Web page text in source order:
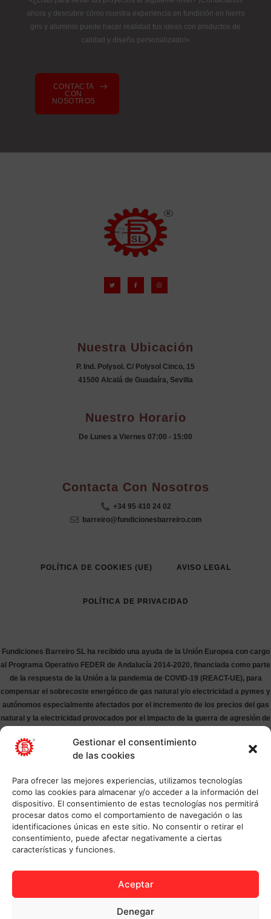
Gestionar el consentimiento
de las cookies
Para ofrecer las mejores experiencias, utilizamos tecnologías
como las cookies para almacenar y/o acceder a la información del
dispositivo. El consentimiento de estas tecnologías nos permitirá
procesar datos como el comportamiento de navegación o las
identificaciones únicas en este sitio. No consentir o retirar el
consentimiento, puede afectar negativamente a ciertas
características y funciones.
Aceptar
Denegar
ahora y descubre cómo nuestra experiencia en fundición en hierro
gris y aluminio puede hacer realidad tus ideas con productos de
calidad y diseño personalizado!»
CONTACTA
CON
NOSOTROS
Nuestra Ubicación
P. Ind. Polysol. C/ Polysol Cinco, 15
41500 Alcalá de Guadaíra, Sevilla
Nuestro Horario
De Lunes a Viernes 07:00 - 15:00
Contacta Con Nosotros
+34 95 410 24 02
barreiro@fundicionesbarreiro.com
POLÍTICA DE COOKIES (UE) AVISO LEGAL
POLÍTICA DE PRIVACIDAD
Fundiciones Barreiro SL ha recibido una ayuda de la Unión Europea con cargo
al Programa Operativo FEDER de Andalucía 2014-2020, financiada como parte
de la respuesta de la Unión a la pandemia de COVID-19 (REACT-UE), para
compensar el sobrecoste energético de gas natural y/o electricidad a pymes y
autónomos especialmente afectados por el incremento de los precios del gas
natural y la electricidad provocados por el impacto de la guerra de agresión de